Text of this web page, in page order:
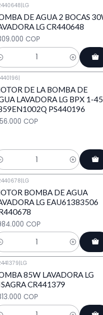
|LG
DE AGUA 2 BOCAS
LG CR440648
COP
|
DE LA BOMBA DE
LAVADORA LG BPX 1-45
PS440196
COP
|LG
BOMBA DE AGUA
LG EAU61383506
COP
|LG
85W LAVADORA LG
CR441379
COP